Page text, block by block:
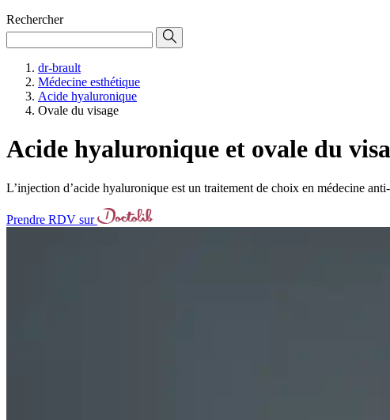
Rechercher
dr-brault
Médecine esthétique
Acide hyaluronique
Ovale du visage
Acide hyaluronique et ovale du
L’injection d’acide hyaluronique est un traitement de choix en médecine
Prendre RDV sur